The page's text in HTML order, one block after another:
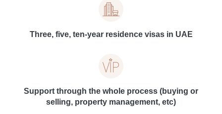
Three, five, ten-year residence visas in UAE
Support through the whole process (buying or
selling, property management, etc)